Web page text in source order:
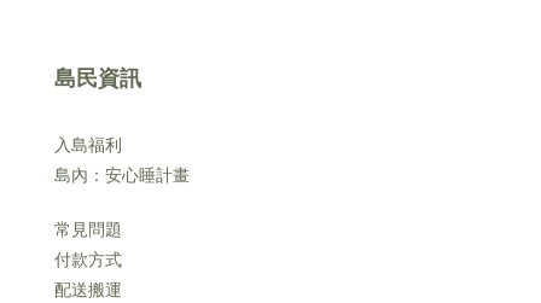
島民資訊
入島福利
島內：安心睡計畫
常見問題
付款方式
配送搬運